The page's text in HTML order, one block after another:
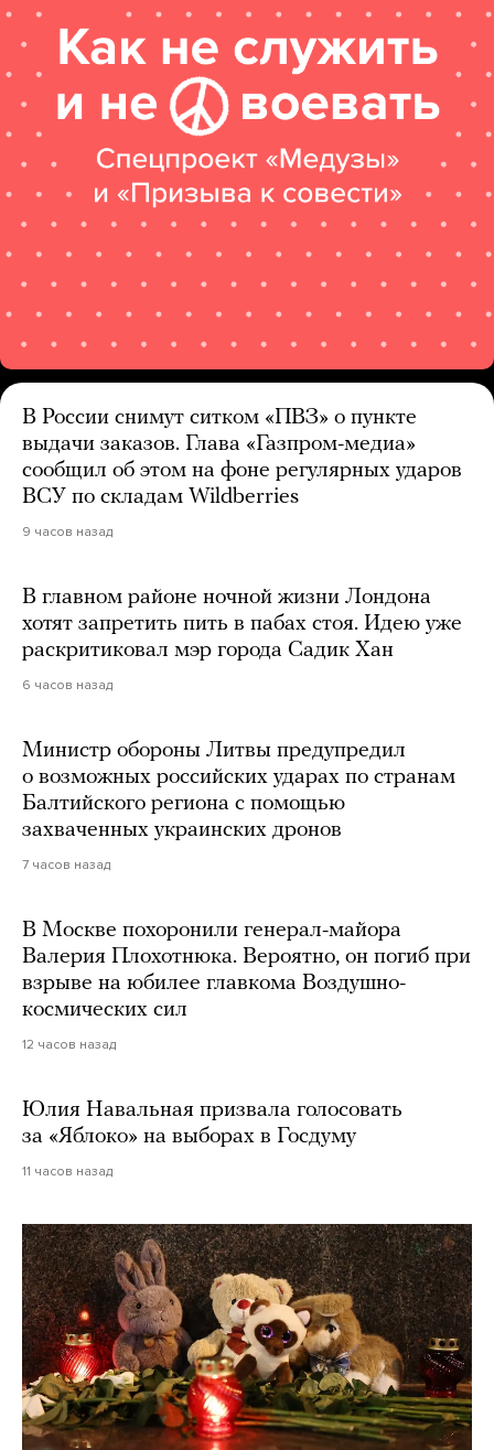
В России снимут ситком «ПВЗ» о пункте
выдачи заказов. Глава «Газпром-медиа»
сообщил об этом на фоне регулярных ударов
ВСУ по складам Wildberries
9 часов назад
В главном районе ночной жизни Лондона
хотят запретить пить в пабах стоя. Идею уже
раскритиковал мэр города Садик Хан
6 часов назад
Министр обороны Литвы предупредил
о возможных российских ударах по странам
Балтийского региона с помощью
захваченных украинских дронов
7 часов назад
В Москве похоронили генерал-майора
Валерия Плохотнюка. Вероятно, он погиб при
взрыве на юбилее главкома Воздушно-
космических сил
12 часов назад
Юлия Навальная призвала голосовать
за «Яблоко» на выборах в Госдуму
11 часов назад